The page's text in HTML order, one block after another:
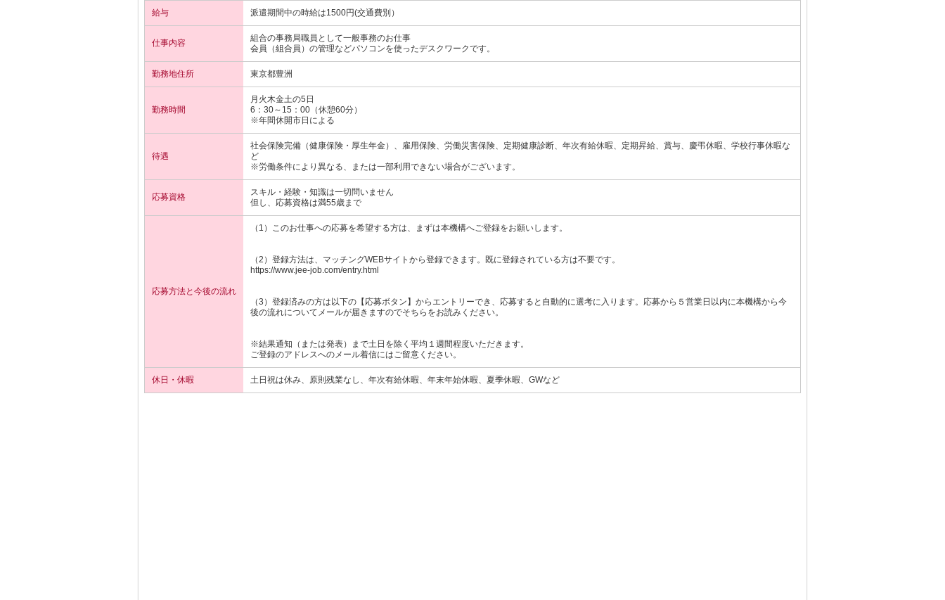
給与 派遣期間中の時給は1500円(交通費別）
仕事内容
組合の事務局職員として一般事務のお仕事
会員（組合員）の管理などパソコンを使ったデスクワークです。
勤務地住所 東京都豊洲
勤務時間
月火木金土の5日
6：30～15：00（休憩60分）
※年間休開市日による
待遇
社会保険完備（健康保険・厚生年金）、雇用保険、労働災害保険、定期健康診断、年次有給休暇、定期昇給、賞与、慶弔休暇、学校行事休暇な
ど
※労働条件により異なる、または一部利用できない場合がございます。
応募資格
スキル・経験・知識は一切問いません
但し、応募資格は満55歳まで
応募方法と今後の流れ
（1）このお仕事への応募を希望する方は、まずは本機構へご登録をお願いします。
（2）登録方法は、マッチングWEBサイトから登録できます。既に登録されている方は不要です。
https://www.jee-job.com/entry.html
（3）登録済みの方は以下の【応募ボタン】からエントリーでき、応募すると自動的に選考に入ります。応募から５営業日以内に本機構から今
後の流れについてメールが届きますのでそちらをお読みください。
※結果通知（または発表）まで土日を除く平均１週間程度いただきます。
ご登録のアドレスへのメール着信にはご留意ください。
休日・休暇 土日祝は休み、原則残業なし、年次有給休暇、年末年始休暇、夏季休暇、GWなど